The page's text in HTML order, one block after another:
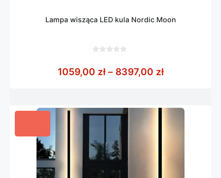
Lampa wisząca LED kula Nordic Moon
5
1059,00 zł – 8397,00 złZakres cen: